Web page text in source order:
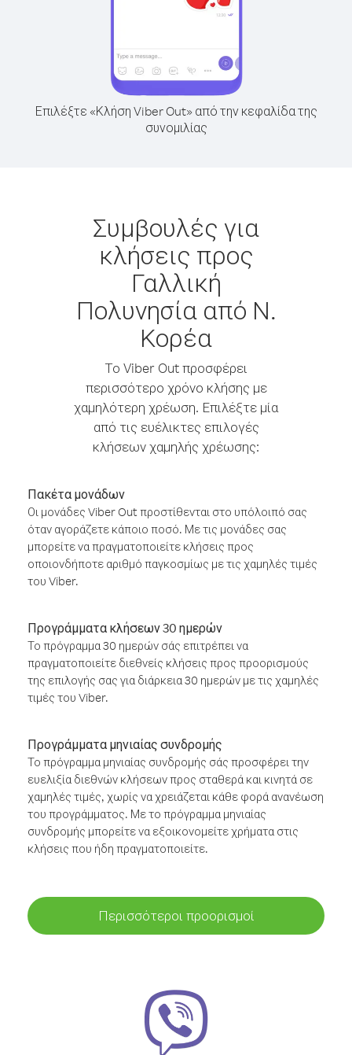
Επιλέξτε «Κλήση Viber Out» από την κεφαλίδα της
συνομιλίας
Συμβουλές για
κλήσεις προς
Γαλλική
Πολυνησία από Ν.
Κορέα
Το Viber Out προσφέρει
περισσότερο χρόνο κλήσης με
χαμηλότερη χρέωση. Επιλέξτε μία
από τις ευέλικτες επιλογές
κλήσεων χαμηλής χρέωσης:
Πακέτα μονάδων
Οι μονάδες Viber Out προστίθενται στο υπόλοιπό σας
όταν αγοράζετε κάποιο ποσό. Με τις μονάδες σας
μπορείτε να πραγματοποιείτε κλήσεις προς
οποιονδήποτε αριθμό παγκοσμίως με τις χαμηλές τιμές
του Viber.
Προγράμματα κλήσεων 30 ημερών
Το πρόγραμμα 30 ημερών σάς επιτρέπει να
πραγματοποιείτε διεθνείς κλήσεις προς προορισμούς
της επιλογής σας για διάρκεια 30 ημερών με τις χαμηλές
τιμές του Viber.
Προγράμματα μηνιαίας συνδρομής
Το πρόγραμμα μηνιαίας συνδρομής σάς προσφέρει την
ευελιξία διεθνών κλήσεων προς σταθερά και κινητά σε
χαμηλές τιμές, χωρίς να χρειάζεται κάθε φορά ανανέωση
του προγράμματος. Με το πρόγραμμα μηνιαίας
συνδρομής μπορείτε να εξοικονομείτε χρήματα στις
κλήσεις που ήδη πραγματοποιείτε.
Περισσότεροι προορισμοί